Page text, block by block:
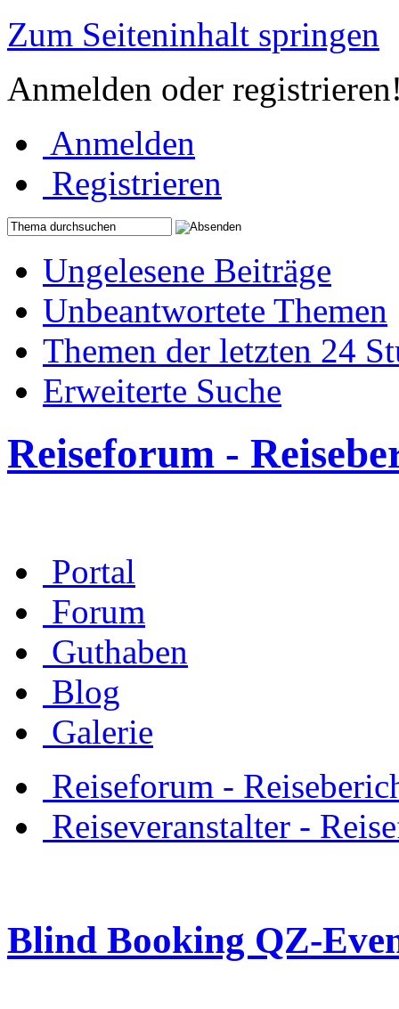
Zum Seiteninhalt springen
Anmelden oder
Anmelden
Registrieren
Ungelesene Beiträge
Unbeantwortete Themen
Themen der letzten 24
Erweiterte Suche
Reiseforum -
Portal
Forum
Guthaben
Blog
Galerie
Reiseforum -
Reiseveranstalter -
Blind Booking QZ-